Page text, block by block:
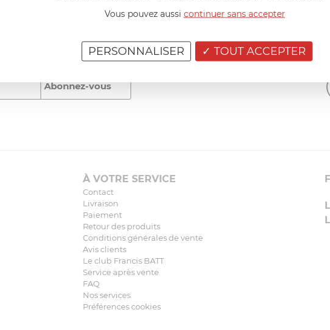
À VOTRE SERVICE
Contact
Livraison
Paiement
Retour des produits
Conditions générales de vente
Avis clients
Le club Francis BATT
Service après vente
FAQ
Nos services
Préférences cookies
Vous pouvez aussi continuer sans accepter
TOUT ACCEPTER
PERSONNALISER